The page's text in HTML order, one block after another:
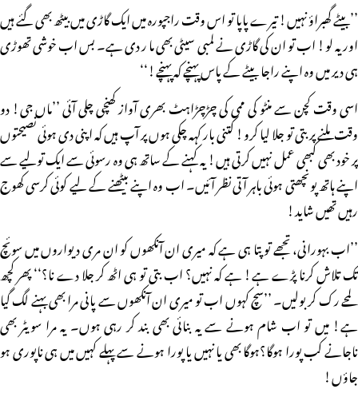
’’بیٹے گھبراؤ نہیں! تیرے پاپا تو اس وقت راجپورہ میں ایک گاڑی میں بیٹھ بھی گئے ہیں
اور یہ لو! اب تو ان کی گاڑی نے لمبی سیٹی بھی ما ر دی ہے۔ بس اب خوشی تھوڑی
ہی دیر میں وہ اپنے راجا بیٹے کے پاس پہنچے کہ پہنچے!‘‘
اسی وقت کچن سے منٹو کی ممی کی چڑچڑاہٹ بھری آواز کھنچی چلی آئی ’’ماں جی! دو
وقت ملنے پر بتی تو جلا لیا کرو! کتنی بار کہہ چکی ہوں پر آپ ہیں کہ اپنی دی ہوئی نصیحتوں
پر خود بھی کبھی عمل نہیں کرتی ہیں! یہ کہنے کے ساتھ ہی وہ رسوئی سے ایک تولیے سے
اپنے ہاتھ پونچھتی ہوئی باہر آتی نظر آئیں۔ اب وہ اپنے بیٹھنے کے لیے کوئی کرسی کھوج
رہیں تھیں شاید!
’’اب بہورانی، تجھے تو پتا ہی ہے کہ میری ان آنکھوں کو ان مری دیواروں میں سوئچ
تک تلاش کرنا پڑے ہے! ہے کہ نہیں؟ اب بتی تو ہی اٹھ کر جلا دے نا؟‘‘ پھر کچھ
لمحے رک کر بولیں۔ ’’سچ کہوں اب تو میری ان آنکھوں سے پانی مرا بھی بہنے لگ گیا
ہے! میں تو اب شام ہونے سے یہ بنائی بھی بند کر رہی ہوں۔ یہ مرا سویٹر بھی
ناجانے کب پورا ہوگا؟ہوگا بھی یا نہیں یا پورا ہونے سے پہلے کہیں میں ہی ناپوری ہو
جاؤں!